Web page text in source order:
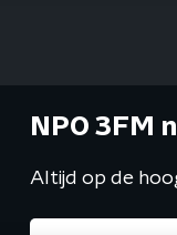
NPO 3FM
Altijd op de